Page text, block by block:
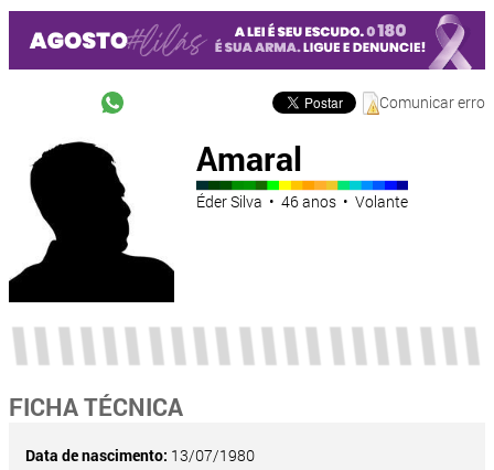
Comunicar erro
Amaral
Éder Silva • 46 anos • Volante
FICHA TÉCNICA
Data de nascimento: 13/07/1980